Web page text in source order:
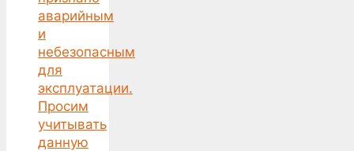
аварийным
и
небезопасным
для
эксплуатации.
Просим
учитывать
данную